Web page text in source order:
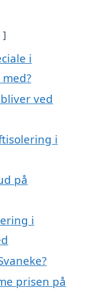
i
ved
i
på
i
prisen på